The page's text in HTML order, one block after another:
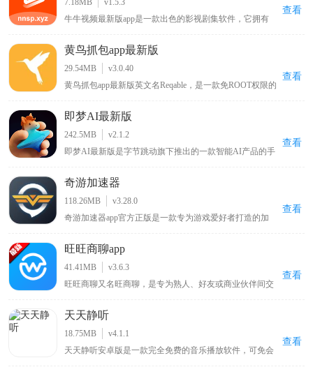
7.18MB
v1.5.3
牛牛视频最新版app是一款出色的影视剧集软件，它拥有
随心播放这些影视内容，让用户畅享沉浸式的大片观看体
验，满足不同用户多样化的影视观看需求。
查看
黄鸟抓包app最新版
29.54MB
v3.0.40
黄鸟抓包app最新版英文名Reqable，是一款免ROOT权限的
HTTPS、WebSocket各类流量数据，搭载精准流量筛选、
数据包注入调试、跨端协同抓包能力。兼顾新手简易操作
与高阶开发调试需求，适配接口测试、网络排错、数据核
验场景，是开发者与运维人员必备的移动端抓包神器。
查看
即梦AI最新版
242.5MB
v2.1.2
即梦AI最新版是字节跳动旗下推出的一款智能AI产品的手
用抖音账号登录app后，只需用自然语言在即梦AI最新版
上描述自己的想法，便能迅速捕捉并理解，然后挥洒创意
生成图片。如果对生成的图片不满意，用户还可以利用内
置的编辑功能进行微调，让创意更加完美。
查看
奇游加速器
118.26MB
v3.28.0
奇游加速器app官方正版是一款专为游戏爱好者打造的加
予全面的服务确保。此软件采用先进加速技术，智能选择
最好服务器，优化数据传输方法，降低延迟和遗失，提升
您的游戏体验。无论您是热衷使命召唤战区、王者荣耀国
际服、PUBGM，或是DNFM、刺激战场、吃鸡外服等国
稳定的联络。
查看
旺旺商聊app
41.41MB
v3.6.3
旺旺商聊又名旺商聊，是专为熟人、好友或商业伙伴间交
私数据不泄露，还能加密聊天信息防止第三方无关者看
到，自推出以来受到无数好评，适合有私密交流需求的人
群使用
查看
天天静听
18.75MB
v4.1.1
天天静听安卓版是一款完全免费的音乐播放软件，可免会
查看